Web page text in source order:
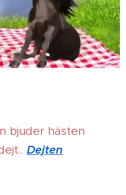
bjuder hästen
Dejten